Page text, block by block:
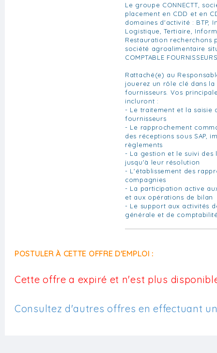
Le groupe CONNECTT,
placement en CDD et en
domaines d'activité : BTP,
Logistique, Tertiaire,
Restauration recherchons
société agroalimentaire
COMPTABLE
Rattaché(e) au
jouerez un rôle clé dans
fournisseurs. Vos
incluront :
- Le traitement et la saisie
fournisseurs
- Le rapprochement
des réceptions sous SAP,
règlements
- La gestion et le suivi des
jusqu'à leur résolution
- L'établissement des
compagnies
- La participation active
et aux opérations de bilan
- Le support aux activités
générale et de
POSTULER À CETTE OFFRE D'EMPLOI :
Cette offre a expiré et n'est plus
Consultez d'autres offres en effectuant